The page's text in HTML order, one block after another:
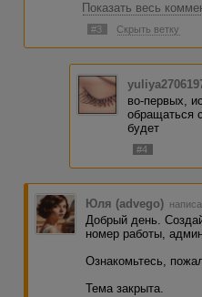
исправлю.
Показать весь
#3 Скрыть ветку
во-первых,
обращаться
будет
#4
Юля (advego)
Добрый день.
номер работы,
Ознакомьтесь,
Тема закрыта.